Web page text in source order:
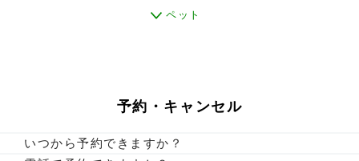
ペット
予約・キャンセル
いつから予約できますか？